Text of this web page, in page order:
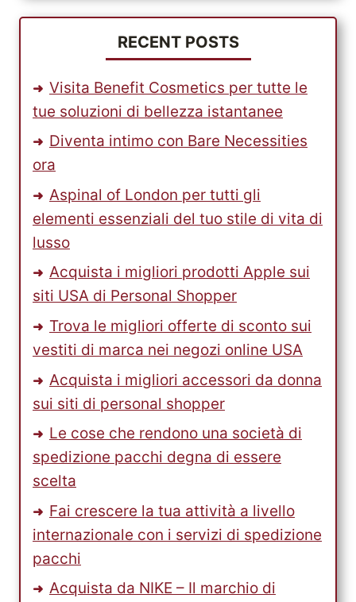
RECENT POSTS
Visita Benefit Cosmetics per tutte le
tue soluzioni di bellezza istantanee
Diventa intimo con Bare Necessities
ora
Aspinal of London per tutti gli
elementi essenziali del tuo stile di vita di
lusso
Acquista i migliori prodotti Apple sui
siti USA di Personal Shopper
Trova le migliori offerte di sconto sui
vestiti di marca nei negozi online USA
Acquista i migliori accessori da donna
sui siti di personal shopper
Le cose che rendono una società di
spedizione pacchi degna di essere
scelta
Fai crescere la tua attività a livello
internazionale con i servizi di spedizione
pacchi
Acquista da NIKE – Il marchio di